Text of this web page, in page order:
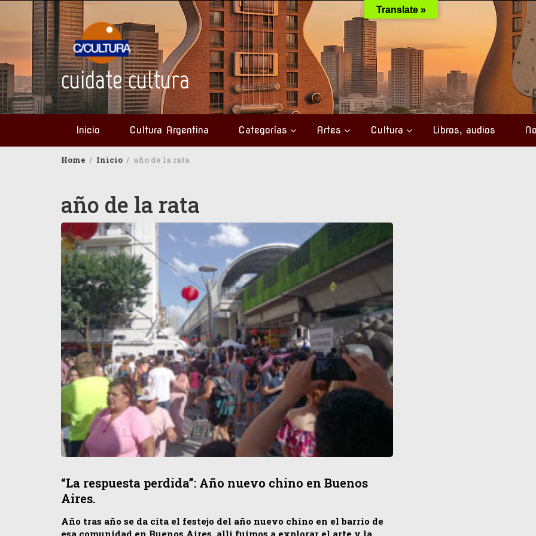
content
cuidate cultura
Inicio Cultura Argentina Categorías Artes Cultura Libros, audios
Home Inicio año de la rata
año de la rata
“La respuesta perdida”: Año nuevo chino en Buenos
Aires.
Año tras año se da cita el festejo del año nuevo chino en el barrio de
Translate »